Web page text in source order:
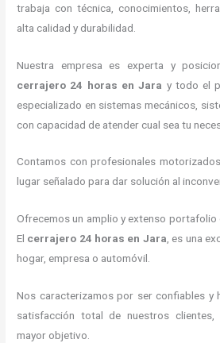
trabaja con técnica, conocimientos,
alta calidad y durabilidad.
Nuestra empresa es experta y
cerrajero 24 horas en Jara y todo el
especializado en sistemas mecánicos,
con capacidad de atender cual sea tu
Contamos con profesionales
lugar señalado para dar solución al
Ofrecemos un amplio y extenso
El cerrajero 24 horas en Jara, es una
hogar, empresa o automóvil.
Nos caracterizamos por ser confiables y
satisfacción total de nuestros clientes,
mayor objetivo.